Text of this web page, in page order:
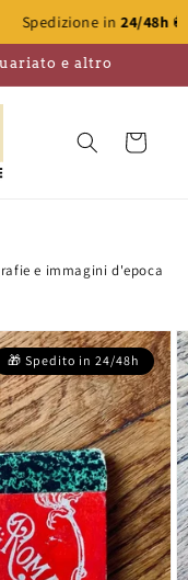
in24/48h🚚 Gratuitaa
e altro
Carrello
e immagini d'epoca